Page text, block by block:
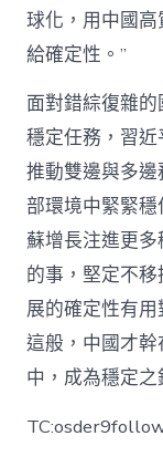
球化，用中國
給確定性。”
面對錯綜復雜
穩定任務，習
推動雙邊與多
部環境中緊緊
蘇增長注進更
的事，堅定不
展的確定性有
這般，中國才
中，成為穩定之